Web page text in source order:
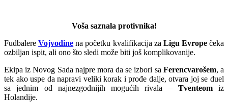
Voša saznala protivnika!
FudbalereVojvodine na početku kvalifikacija za Ligu Evropečeka
ozbiljan ispit, ali ono što sledi može biti još komplikovanije.
Ekipa iz Novog Sada najpre mora da se izbori sa Ferencvarošem, a
tek ako uspe da napravi veliki korak i prođe dalje, otvara joj se duel
sa jednim od najnezgodnijih mogućih rivala – Tventeomiz
Holandije.